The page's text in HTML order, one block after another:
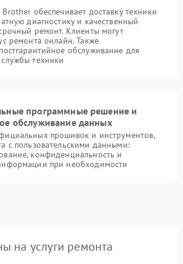
обеспечивает доставку техники
диагностику и качественный
ремонт. Клиенты могут
ремонта онлайн. Также
обслуживание для
техники
программные решение и
обслуживание данных
прошивок и инструментов,
с пользовательскими данными:
конфиденциальность и
при необходимости
на услуги ремонта